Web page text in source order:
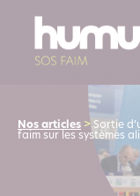
Nos articles > Sortie
faim sur les systèmes